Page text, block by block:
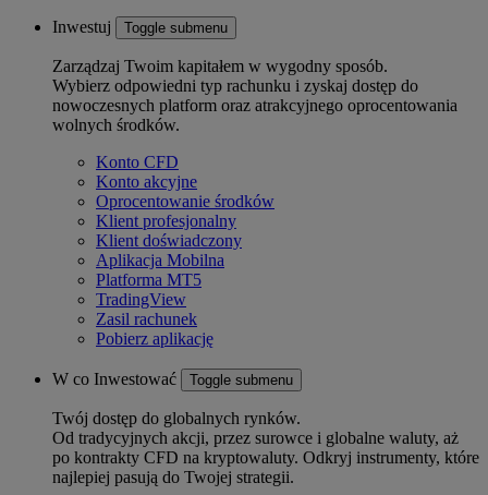
Inwestuj Toggle submenu
Zarządzaj Twoim kapitałem w wygodny sposób.
Wybierz odpowiedni typ rachunku i zyskaj dostęp do
nowoczesnych platform oraz atrakcyjnego oprocentowania
wolnych środków.
Konto CFD
Konto akcyjne
Oprocentowanie środków
Klient profesjonalny
Klient doświadczony
Aplikacja Mobilna
Platforma MT5
TradingView
Zasil rachunek
Pobierz aplikację
W co Inwestować Toggle submenu
Twój dostęp do globalnych rynków.
Od tradycyjnych akcji, przez surowce i globalne waluty, aż
po kontrakty CFD na kryptowaluty. Odkryj instrumenty, które
najlepiej pasują do Twojej strategii.